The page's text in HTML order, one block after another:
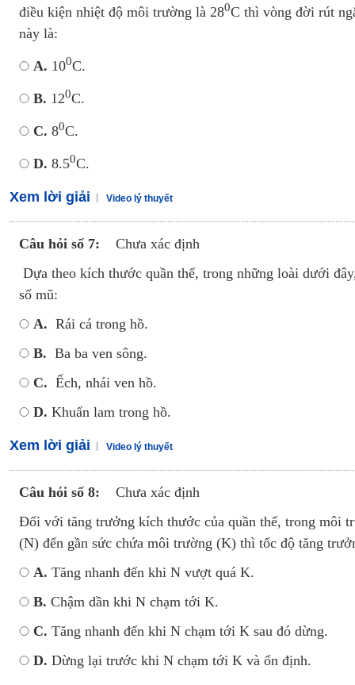
điều kiện nhiệt độ môi trường là 280C thì vòng đời rút
này là:
A. 100C.
B. 120C.
C. 80C.
D. 8.50C.
Xem lời giải Video lý thuyết
Câu hỏi số 7:
Chưa xác định
Dựa theo kích thước quần thể, trong những loài dưới
số mũ:
A. Rái cá trong hồ.
B. Ba ba ven sông.
C. Ếch, nhái ven hồ.
D. Khuẩn lam trong hồ.
Xem lời giải Video lý thuyết
Câu hỏi số 8:
Chưa xác định
Đối với tăng trưởng kích thước của quần thể, trong môi
(N) đến gần sức chứa môi trường (K) thì tốc độ tăng
A. Tăng nhanh đến khi N vượt quá K.
B. Chậm dần khi N chạm tới K.
C. Tăng nhanh đến khi N chạm tới K sau đó dừng.
D. Dừng lại trước khi N chạm tới K và ổn định.